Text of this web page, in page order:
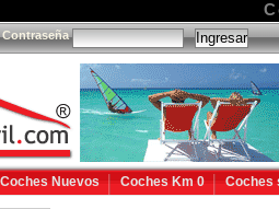
Contraseña
Coches Nuevos Coches Km 0 Coches